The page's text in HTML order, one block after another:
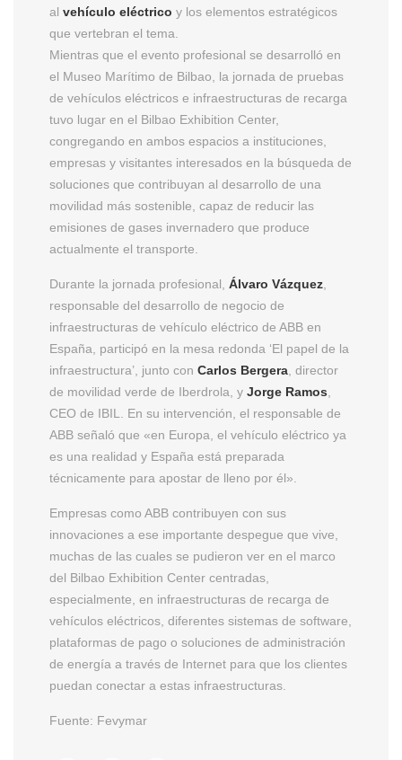
al vehículo eléctrico y los elementos estratégicos
que vertebran el tema.
Mientras que el evento profesional se desarrolló en
el Museo Marítimo de Bilbao, la jornada de pruebas
de vehículos eléctricos e infraestructuras de recarga
tuvo lugar en el Bilbao Exhibition Center,
congregando en ambos espacios a instituciones,
empresas y visitantes interesados en la búsqueda de
soluciones que contribuyan al desarrollo de una
movilidad más sostenible, capaz de reducir las
emisiones de gases invernadero que produce
actualmente el transporte.
Durante la jornada profesional, Álvaro Vázquez
responsable del desarrollo de negocio de
infraestructuras de vehículo eléctrico de ABB en
España, participó en la mesa redonda ‘El papel de la
infraestructura’, junto con Carlos Bergera , director
de movilidad verde de Iberdrola, y Jorge Ramos
CEO de IBIL. En su intervención, el responsable de
ABB señaló que «en Europa, el vehículo eléctrico ya
es una realidad y España está preparada
técnicamente para apostar de lleno por él».
Empresas como ABB contribuyen con sus
innovaciones a ese importante despegue que vive,
muchas de las cuales se pudieron ver en el marco
del Bilbao Exhibition Center centradas,
especialmente, en infraestructuras de recarga de
vehículos eléctricos, diferentes sistemas de software,
plataformas de pago o soluciones de administración
de energía a través de Internet para que los clientes
puedan conectar a estas infraestructuras.
Fuente: Fevymar